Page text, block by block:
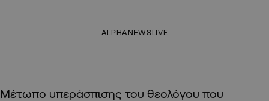
ALPHANEWSLIVE
Μέτωπο υπεράσπισης του θεολόγου που